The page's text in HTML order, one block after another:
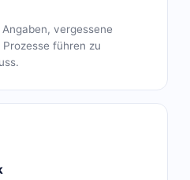
vergessene
führen zu